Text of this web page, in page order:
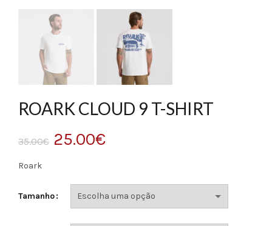
ROARK CLOUD 9 T-SHIRT
35.00€ O
original
era:
25.00€O
atual
é:
Roark
Tamanho